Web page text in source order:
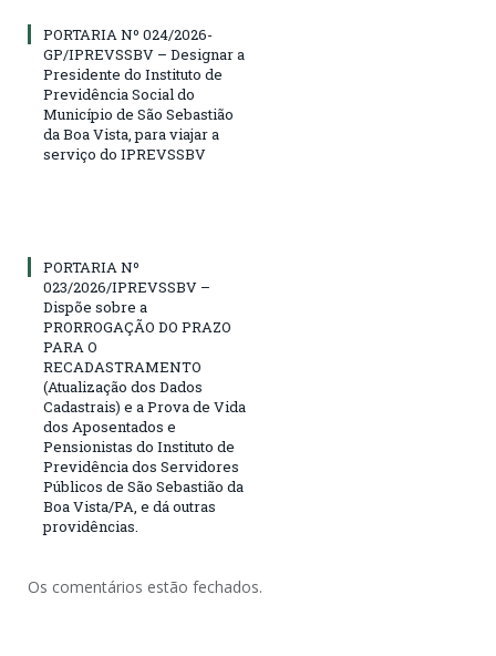
PORTARIA Nº 024/2026-
GP/IPREVSSBV – Designar a
Presidente do Instituto de
Previdência Social do
Município de São Sebastião
da Boa Vista, para viajar a
serviço do IPREVSSBV
PORTARIA Nº
023/2026/IPREVSSBV –
Dispõe sobre a
PRORROGAÇÃO DO PRAZO
PARA O
RECADASTRAMENTO
(Atualização dos Dados
Cadastrais) e a Prova de Vida
dos Aposentados e
Pensionistas do Instituto de
Previdência dos Servidores
Públicos de São Sebastião da
Boa Vista/PA, e dá outras
providências.
Os comentários estão fechados.